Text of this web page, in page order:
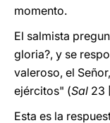
momento.
El salmista
gloria?, y se
valeroso, el
ejércitos" (Sal 23
Esta es la